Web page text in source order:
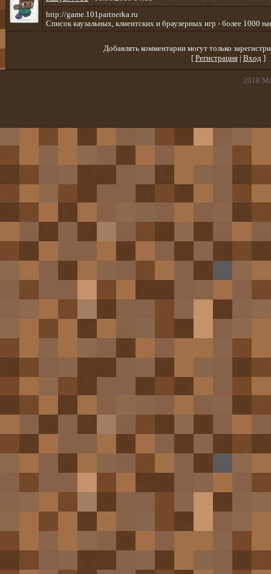
http://game.101partnerka.ru
Список каузальных, клиентских и браузерных игр - более 1000
Добавлять комментарии могут только
[ Регистрация| Вход ]
2018